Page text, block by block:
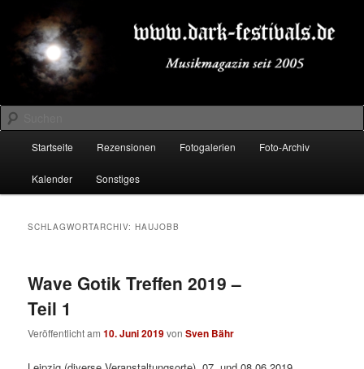
primären
Inhalt
springen
sekundären
Inhalt
springenDARK-FESTIVALS.DE
Suchen
Startseite Rezensionen Fotogalerien Foto-Archiv
Kalender Sonstiges
SCHLAGWORTARCHIV:HAUJOBB
Wave Gotik Treffen 2019 –
Teil 1
Veröffentlicht am10. Juni 2019vonSven Bähr